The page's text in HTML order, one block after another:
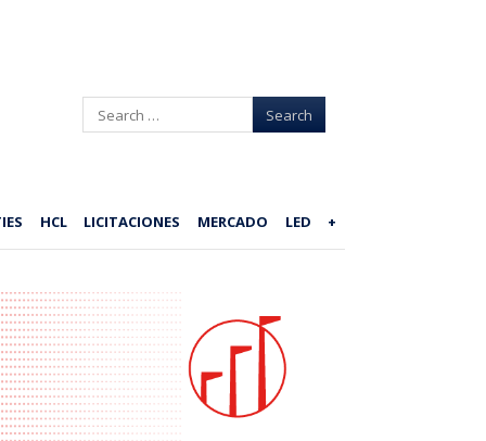
Search
HCL LICITACIONES MERCADO LED +